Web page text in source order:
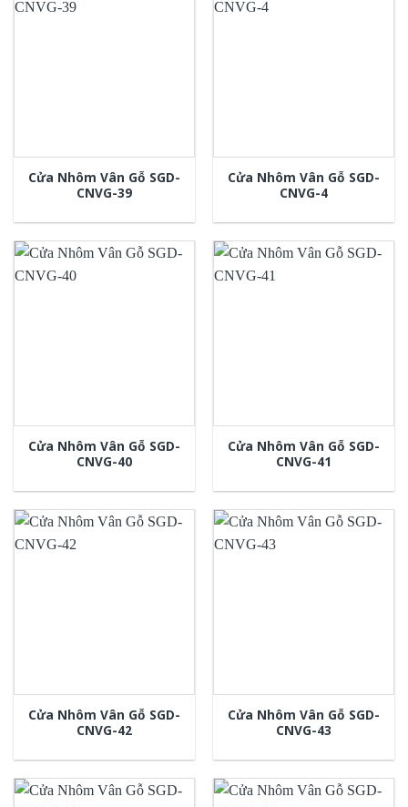
Cửa Nhôm Vân Gỗ SGD-
CNVG-39
Cửa Nhôm Vân Gỗ SGD-
CNVG-4
Cửa Nhôm Vân Gỗ SGD-
CNVG-40
Cửa Nhôm Vân Gỗ SGD-
CNVG-41
Cửa Nhôm Vân Gỗ SGD-
CNVG-42
Cửa Nhôm Vân Gỗ SGD-
CNVG-43